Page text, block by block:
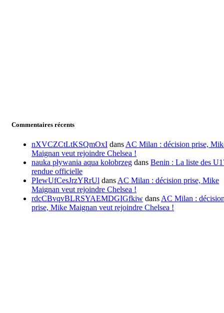
Commentaires récents
nXVCZCtLtKSQmOxI dans AC Milan : décision prise,
Maignan veut rejoindre Chelsea !
nauka pływania aqua kołobrzeg dans Benin : La liste des
rendue officielle
PIewUfCesJrzYRrUl dans AC Milan : décision prise, Mike
Maignan veut rejoindre Chelsea !
rdcCBvqvBLRSYAEMDGIGfkiw dans AC Milan :
prise, Mike Maignan veut rejoindre Chelsea !